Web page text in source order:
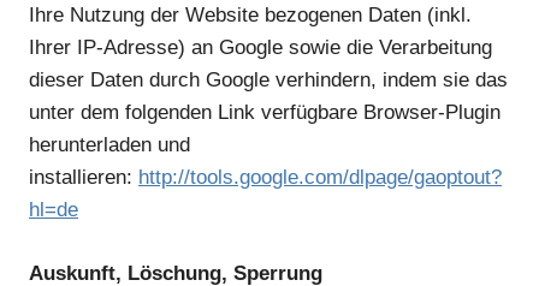
Ihre Nutzung der Website bezogenen Daten (inkl.
Ihrer IP-Adresse) an Google sowie die Verarbeitung
dieser Daten durch Google verhindern, indem sie das
unter dem folgenden Link verfügbare Browser-Plugin
herunterladen und
installieren: http://tools.google.com/dlpage/gaoptout?
hl=de
Auskunft, Löschung, Sperrung